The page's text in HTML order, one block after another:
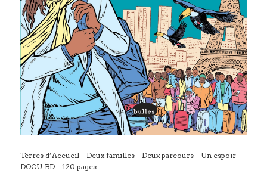
Terres d’Accueil – Deux familles – Deux parcours – Un espoir –
DOCU-BD – 120 pages